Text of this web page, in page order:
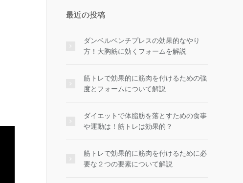
最近の投稿
ダンベルベンチプレスの効果的なやり
方！大胸筋に効くフォームを解説
筋トレで効果的に筋肉を付けるための強
度とフォームについて解説
ダイエットで体脂肪を落とすための食事
や運動は！筋トレは効果的？
筋トレで効果的に筋肉を付けるために必
要な２つの要素について解説